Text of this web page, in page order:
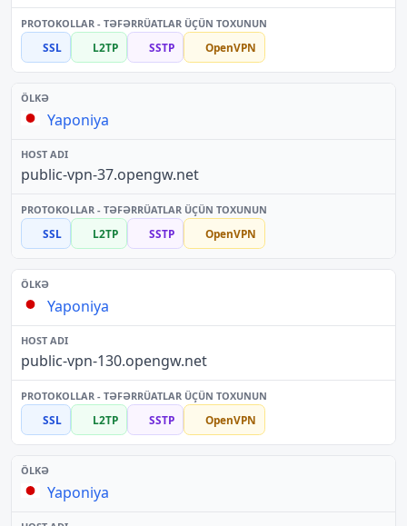
SSL L2TP SSTP OpenVPN
Yaponiya
public-vpn-37.opengw.net
SSL L2TP SSTP OpenVPN
Yaponiya
public-vpn-130.opengw.net
SSL L2TP SSTP OpenVPN
Yaponiya